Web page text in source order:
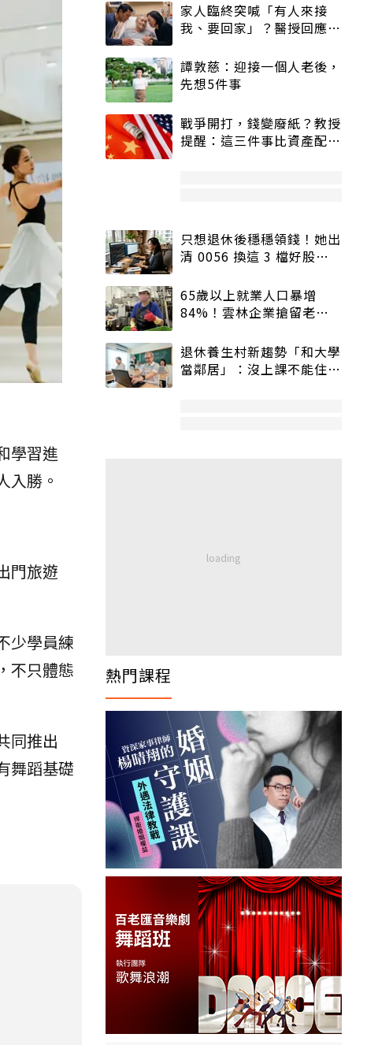
學習進
入勝。
門旅遊
少學員練
不只體態
同推出
舞蹈基礎
家人臨終突喊「有人來接
我、要回家」？醫授回應方
譚敦慈：迎接一個人老後，
先想5件事
戰爭開打，錢變廢紙？教授
提醒：這三件事比資產配置
只想退休後穩穩領錢！她出
清 0056 換這 3 檔好股：
65歲以上就業人口暴增
84%！雲林企業搶留老員
退休養生村新趨勢「和大學
當鄰居」：沒上課不能住、
熱門課程